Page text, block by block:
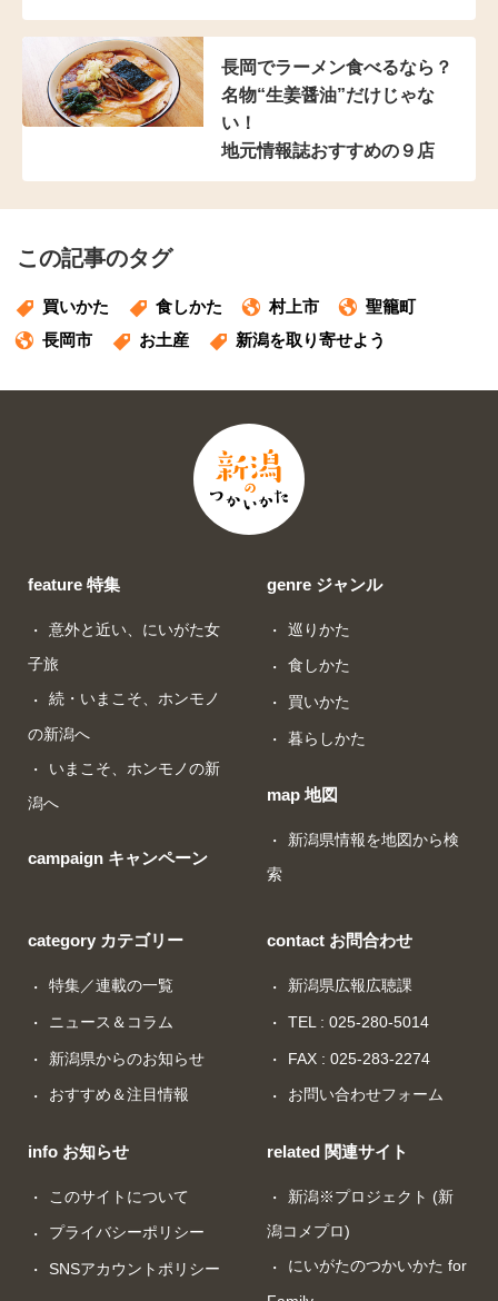
長岡でラーメン食べるなら？
名物“生姜醤油”だけじゃな
い！
地元情報誌おすすめの９店
この記事のタグ
買いかた 食しかた 村上市
聖籠町
長岡市
お土産 新潟を取り寄せよう
feature 特集
意外と近い、にいがた女
子旅
続・いまこそ、ホンモノ
の新潟へ
いまこそ、ホンモノの新
潟へ
campaign キャンペーン
genre ジャンル
巡りかた
食しかた
買いかた
暮らしかた
map 地図
新潟県情報を地図から検
索
category カテゴリー
特集／連載の一覧
ニュース＆コラム
新潟県からのお知らせ
おすすめ＆注目情報
info お知らせ
このサイトについて
プライバシーポリシー
SNSアカウントポリシー
contact お問合わせ
新潟県広報広聴課
TEL : 025-280-5014
FAX : 025-283-2274
お問い合わせフォーム
related 関連サイト
新潟※プロジェクト (新
潟コメプロ)
にいがたのつかいかた for